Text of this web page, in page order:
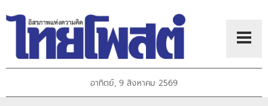
อาทิตย์, 9 สิงหาคม 2569